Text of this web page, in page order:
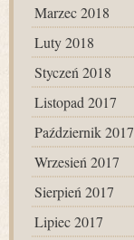
Marzec 2018
Luty 2018
Styczeń 2018
Listopad 2017
Październik 2017
Wrzesień 2017
Sierpień 2017
Lipiec 2017